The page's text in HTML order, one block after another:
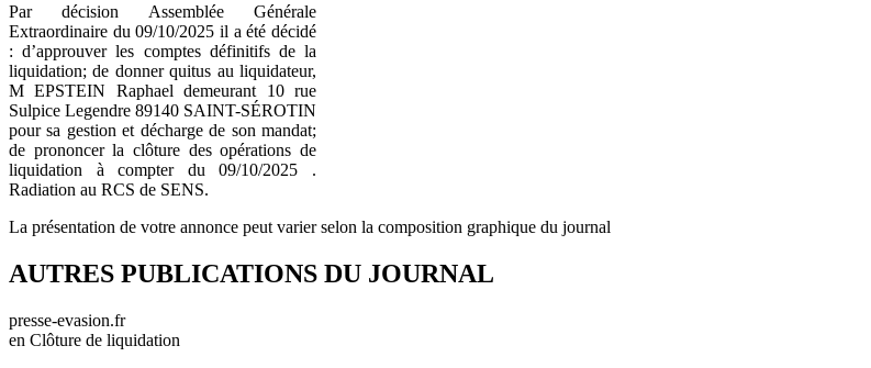
Par décision Assemblée Générale
Extraordinaire du 09/10/2025 il a été décidé
: d’approuver les comptes définitifs de la
liquidation; de donner quitus au liquidateur,
M EPSTEIN Raphael demeurant 10 rue
Sulpice Legendre 89140 SAINT-SÉROTIN
pour sa gestion et décharge de son mandat;
de prononcer la clôture des opérations de
liquidation à compter du 09/10/2025 .
Radiation au RCS de SENS.
La présentation de votre annonce peut varier selon la composition graphique du journal
AUTRES PUBLICATIONS DU JOURNAL
presse-evasion.fr
en Clôture de liquidation